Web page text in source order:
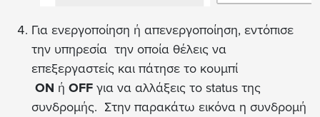
Για ενεργοποίηση ή απενεργοποίηση, εντόπισε
την υπηρεσία την οποία θέλεις να
επεξεργαστείς και πάτησε το κουμπί
ON ή OFF για να αλλάξεις το status της
συνδρομής. Στην παρακάτω εικόνα η συνδρομή